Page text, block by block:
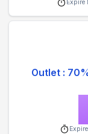
Expire
Outlet :